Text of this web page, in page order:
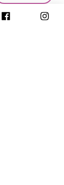
PRIVACITAT